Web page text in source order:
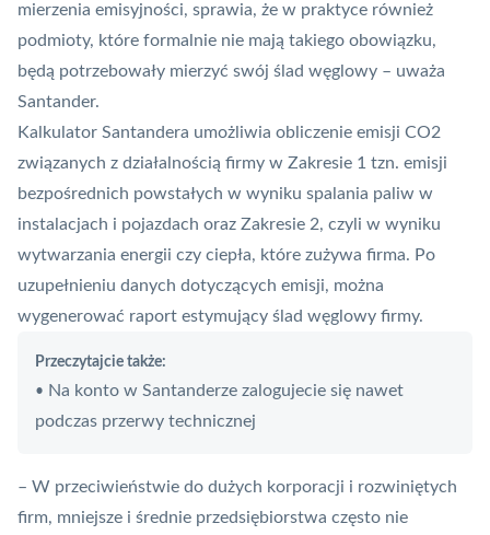
mierzenia emisyjności, sprawia, że w praktyce również
podmioty, które formalnie nie mają takiego obowiązku,
będą potrzebowały mierzyć swój ślad węglowy – uważa
Santander.
Kalkulator Santandera umożliwia obliczenie emisji CO2
związanych z działalnością firmy w Zakresie 1 tzn. emisji
bezpośrednich powstałych w wyniku spalania paliw w
instalacjach i pojazdach oraz Zakresie 2, czyli w wyniku
wytwarzania energii czy ciepła, które zużywa firma. Po
uzupełnieniu danych dotyczących emisji, można
wygenerować raport estymujący ślad węglowy firmy.
Przeczytajcie także:
• Na konto w Santanderze zalogujecie się nawet
podczas przerwy technicznej
– W przeciwieństwie do dużych korporacji i rozwiniętych
firm, mniejsze i średnie przedsiębiorstwa często nie